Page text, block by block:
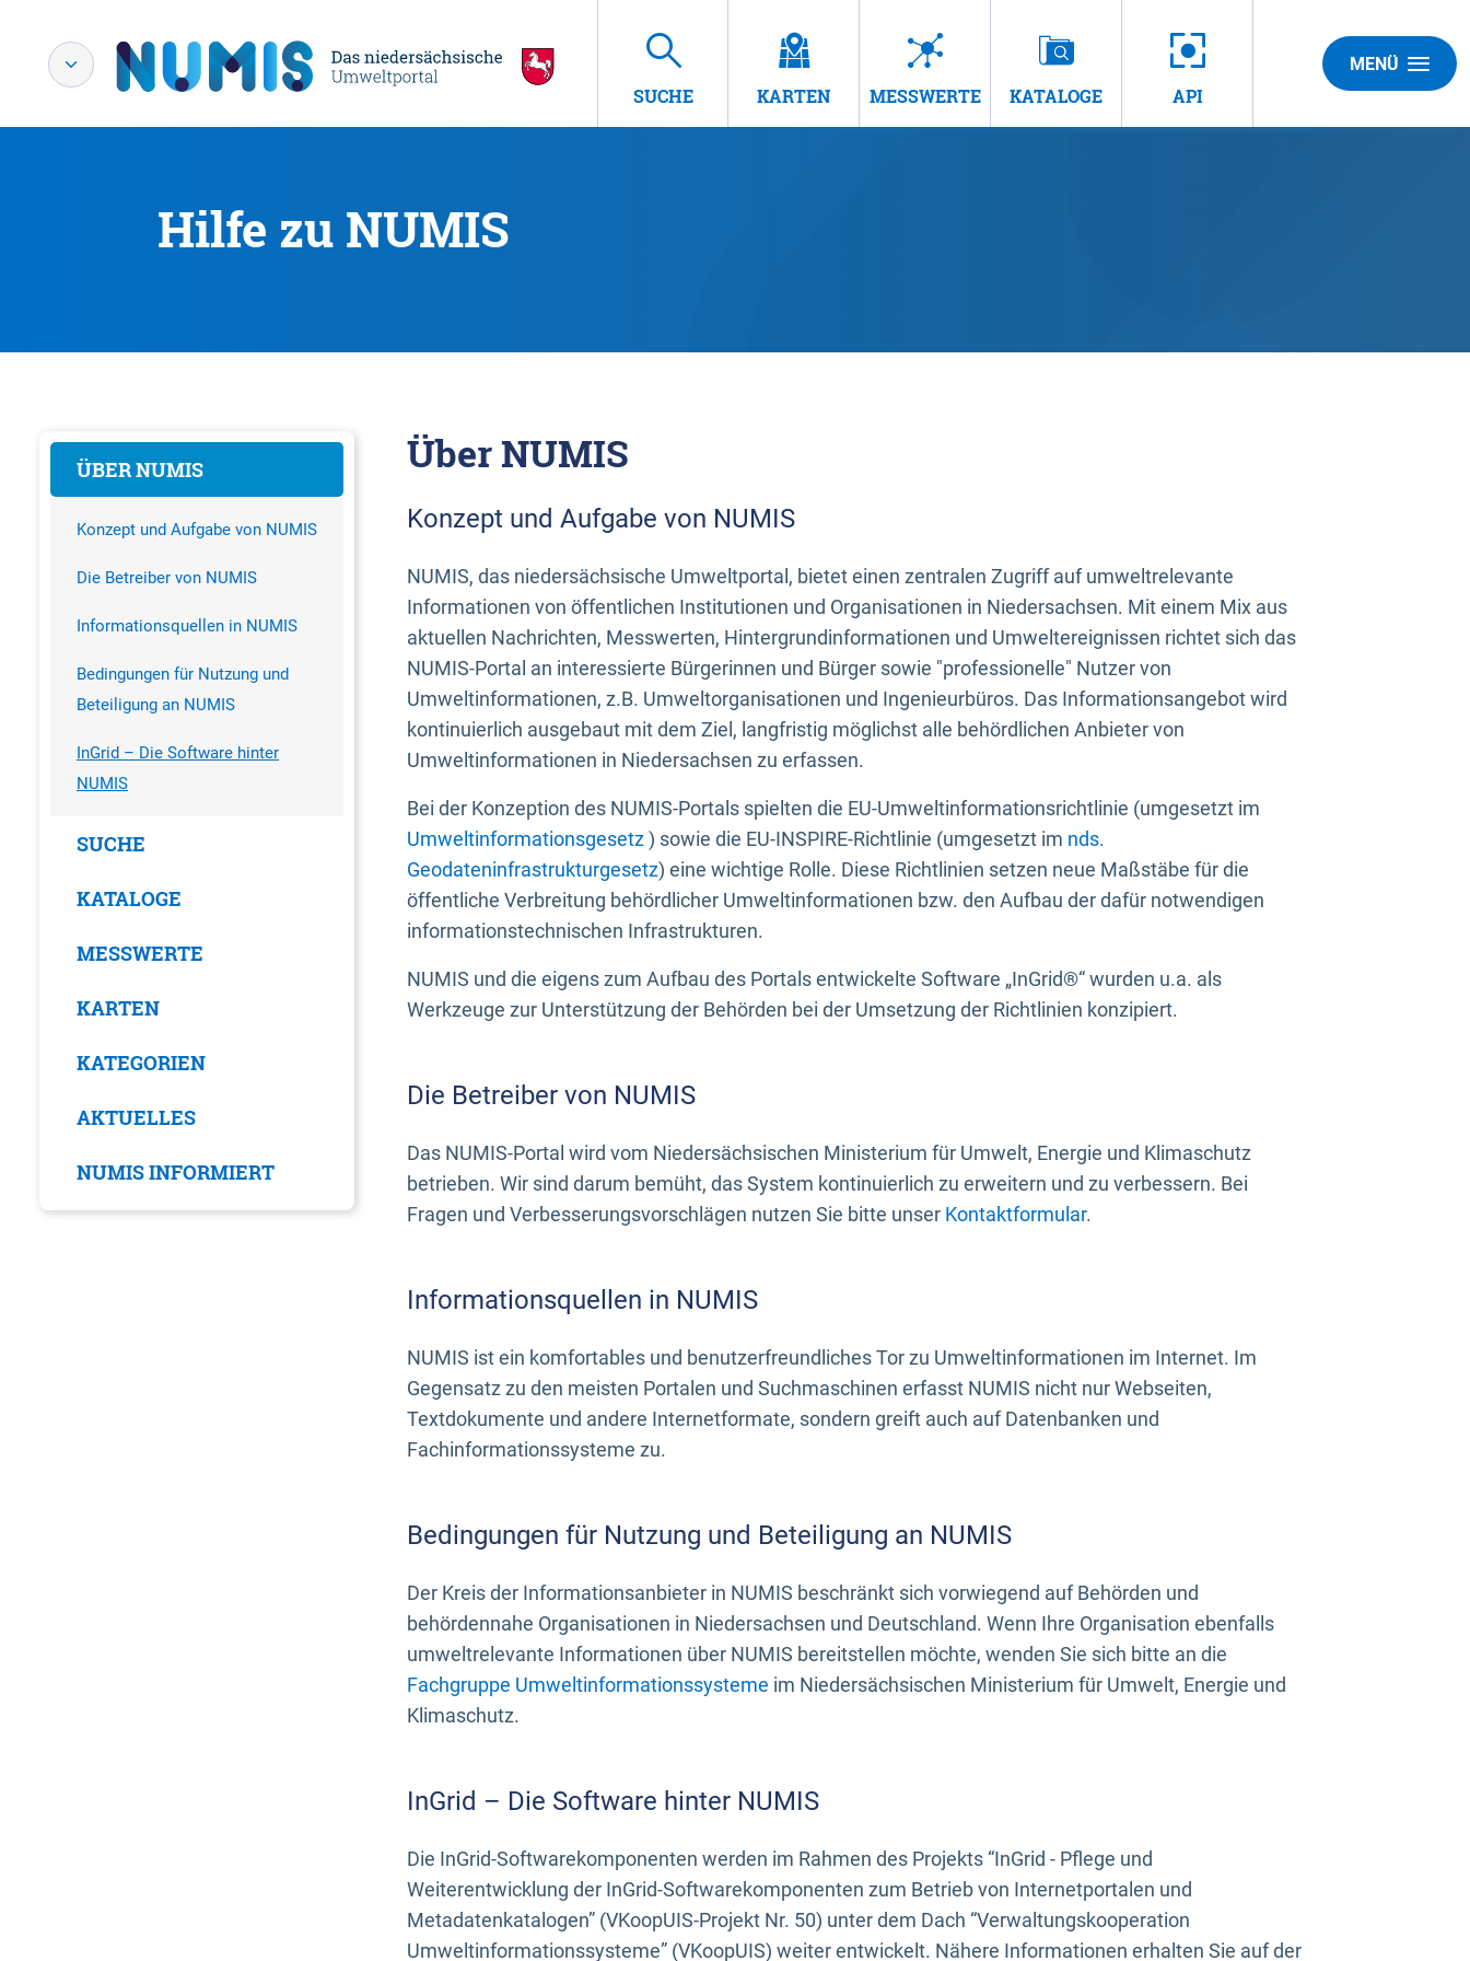
SUCHE KARTEN MESSWERTE KATALOGE API
MENÜ
Hilfe zu NUMIS
ÜBER NUMIS
Konzept und Aufgabe von NUMIS
Die Betreiber von NUMIS
Informationsquellen in NUMIS
Bedingungen für Nutzung und
Beteiligung an NUMIS
InGrid – Die Software hinter
NUMIS
SUCHE
KATALOGE
MESSWERTE
KARTEN
KATEGORIEN
AKTUELLES
NUMIS INFORMIERT
Über NUMIS
Konzept und Aufgabe von NUMIS
NUMIS, das niedersächsische Umweltportal, bietet einen zentralen Zugriff auf umweltrelevante
Informationen von öffentlichen Institutionen und Organisationen in Niedersachsen. Mit einem Mix aus
aktuellen Nachrichten, Messwerten, Hintergrundinformationen und Umweltereignissen richtet sich das
NUMIS-Portal an interessierte Bürgerinnen und Bürger sowie "professionelle" Nutzer von
Umweltinformationen, z.B. Umweltorganisationen und Ingenieurbüros. Das Informationsangebot wird
kontinuierlich ausgebaut mit dem Ziel, langfristig möglichst alle behördlichen Anbieter von
Umweltinformationen in Niedersachsen zu erfassen.
Bei der Konzeption des NUMIS-Portals spielten die EU-Umweltinformationsrichtlinie (umgesetzt im
Umweltinformationsgesetz) sowie die EU-INSPIRE-Richtlinie (umgesetzt im nds.
Geodateninfrastrukturgesetz) eine wichtige Rolle. Diese Richtlinien setzen neue Maßstäbe für die
öffentliche Verbreitung behördlicher Umweltinformationen bzw. den Aufbau der dafür notwendigen
informationstechnischen Infrastrukturen.
NUMIS und die eigens zum Aufbau des Portals entwickelte Software „InGrid®“ wurden u.a. als
Werkzeuge zur Unterstützung der Behörden bei der Umsetzung der Richtlinien konzipiert.
Die Betreiber von NUMIS
Das NUMIS-Portal wird vom Niedersächsischen Ministerium für Umwelt, Energie und Klimaschutz
betrieben. Wir sind darum bemüht, das System kontinuierlich zu erweitern und zu verbessern. Bei
Fragen und Verbesserungsvorschlägen nutzen Sie bitte unser Kontaktformular.
Informationsquellen in NUMIS
NUMIS ist ein komfortables und benutzerfreundliches Tor zu Umweltinformationen im Internet. Im
Gegensatz zu den meisten Portalen und Suchmaschinen erfasst NUMIS nicht nur Webseiten,
Textdokumente und andere Internetformate, sondern greift auch auf Datenbanken und
Fachinformationssysteme zu.
Bedingungen für Nutzung und Beteiligung an NUMIS
Der Kreis der Informationsanbieter in NUMIS beschränkt sich vorwiegend auf Behörden und
behördennahe Organisationen in Niedersachsen und Deutschland. Wenn Ihre Organisation ebenfalls
umweltrelevante Informationen über NUMIS bereitstellen möchte, wenden Sie sich bitte an die
Fachgruppe Umweltinformationssysteme im Niedersächsischen Ministerium für Umwelt, Energie und
Klimaschutz.
InGrid – Die Software hinter NUMIS
Die InGrid-Softwarekomponenten werden im Rahmen des Projekts “InGrid - Pflege und
Weiterentwicklung der InGrid-Softwarekomponenten zum Betrieb von Internetportalen und
Metadatenkatalogen” (VKoopUIS-Projekt Nr. 50) unter dem Dach “Verwaltungskooperation
Umweltinformationssysteme” (VKoopUIS) weiter entwickelt. Nähere Informationen erhalten Sie auf der